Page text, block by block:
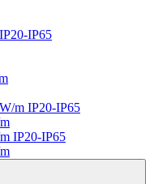
IP65
m IP20-IP65
IP20-IP65